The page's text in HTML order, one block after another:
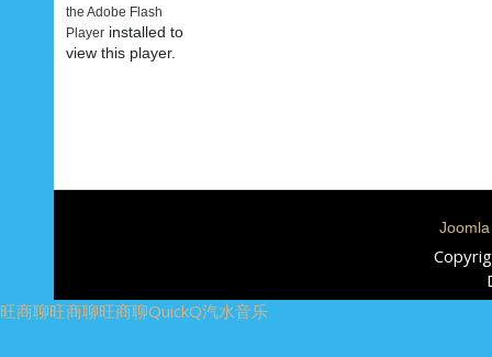
the Adobe Flash
Player installed to
view this player.
旺商聊旺商聊旺商聊QuickQ汽水音乐